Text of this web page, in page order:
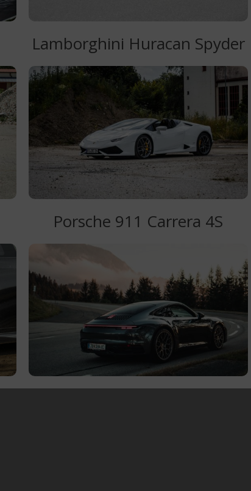
Lamborghini Huracan Spyder
Porsche 911 Carrera 4S